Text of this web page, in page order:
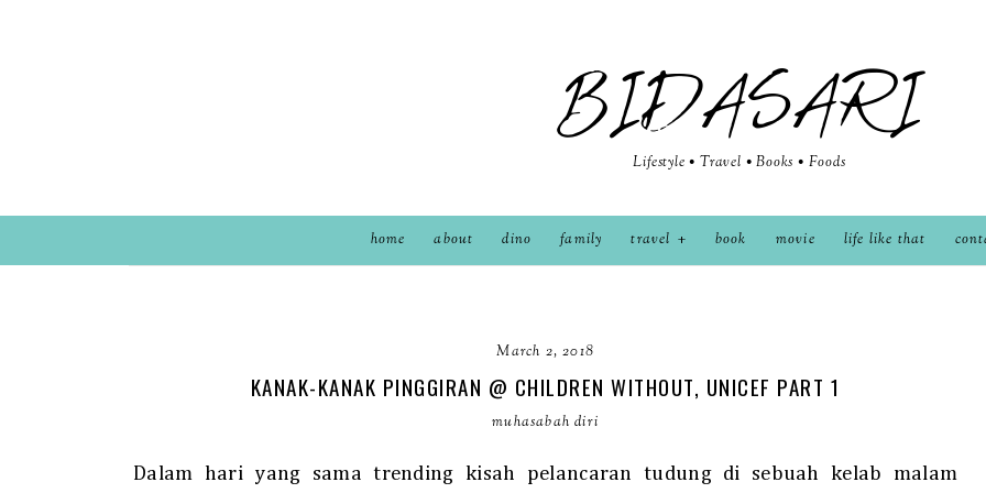
BIDASARI
Lifestyle • Travel • Books • Foods
home about dino family travel book movie life like that
March 2, 2018
KANAK-KANAK PINGGIRAN @ CHILDREN WITHOUT, UNICEF PART 1
muhasabah diri
Dalam hari yang sama trending kisah pelancaran tudung di sebuah kelab malam